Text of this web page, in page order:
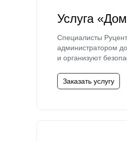
Услуга
Специалисты
администратором
и организуют
Заказать услугу